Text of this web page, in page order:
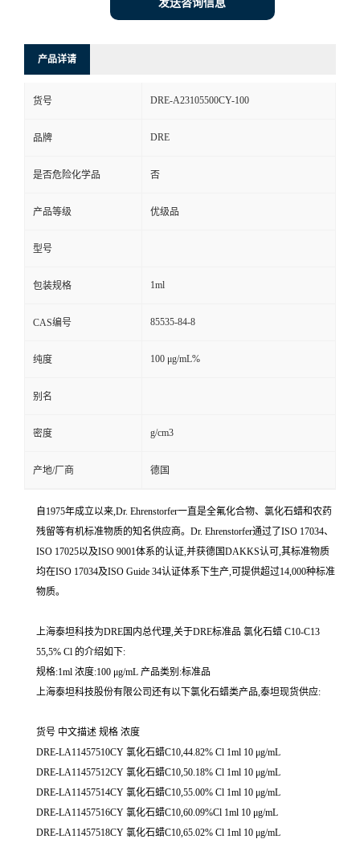
发送咨询信息
产品详请
货号 DRE-A23105500CY-100
品牌 DRE
是否危险化学品 否
产品等级 优级品
型号
包装规格 1ml
CAS编号 85535-84-8
纯度 100 μg/mL%
别名
密度 g/cm3
产地/厂商 德国
自1975年成立以来,Dr. Ehrenstorfer一直是全氟化合物、氯化石蜡和农药
残留等有机标准物质的知名供应商。Dr. Ehrenstorfer通过了ISO 17034、
ISO 17025以及ISO 9001体系的认证,并获德国DAKKS认可,其标准物质
均在ISO 17034及ISO Guide 34认证体系下生产,可提供超过14,000种标准
物质。
上海泰坦科技为DRE国内总代理,关于DRE标准品 氯化石蜡 C10-C13
55,5% Cl 的介绍如下:
规格:1ml 浓度:100 μg/mL 产品类别:标准品
上海泰坦科技股份有限公司还有以下氯化石蜡类产品,泰坦现货供应:
货号 中文描述 规格 浓度
DRE-LA11457510CY 氯化石蜡C10,44.82% Cl 1ml 10 μg/mL
DRE-LA11457512CY 氯化石蜡C10,50.18% Cl 1ml 10 μg/mL
DRE-LA11457514CY 氯化石蜡C10,55.00% Cl 1ml 10 μg/mL
DRE-LA11457516CY 氯化石蜡C10,60.09%Cl 1ml 10 μg/mL
DRE-LA11457518CY 氯化石蜡C10,65.02% Cl 1ml 10 μg/mL